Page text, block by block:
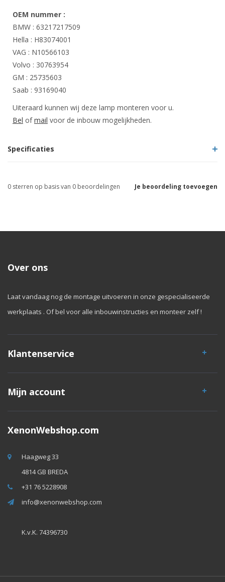
OEM nummer :
BMW : 63217217509
Hella : H83074001
VAG : N10566103
Volvo : 30763954
GM : 25735603
Saab : 93169040
Uiteraard kunnen wij deze lamp monteren voor u.
Bel ofmail voor de inbouw mogelijkheden.
Specificaties
Je beoordeling toevoegen
0 sterren op basis van 0 beoordelingen
Over ons
Laat vandaag nog de montage uitvoeren in onze gespecialiseerde
werkplaats . Of bel voor alle inbouwinstructies en monteer zelf !
Klantenservice
Mijn account
XenonWebshop.com
Haagweg 33
4814 GB BREDA
+31 76 5228908
info@xenonwebshop.com
K.v.K. 74396730